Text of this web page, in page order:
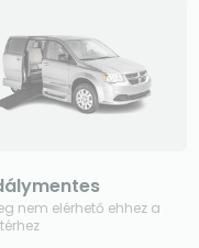
nem elérhető ehhez a